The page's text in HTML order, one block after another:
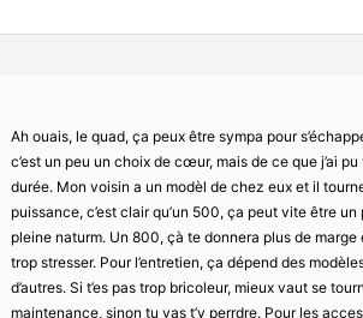
Ah ouais, le quad, ça peux être sympa pour
c’est un peu un choix de cœur, mais de ce que j’ai
durée. Mon voisin a un modèl de chez eux et il
puissance, c’est clair qu’un 500, ça peut vite être
pleine naturm. Un 800, çà te donnera plus de
trop stresser. Pour l’entretien, ça dépend des
d’autres. Si t’es pas trop bricoleur, mieux vaut se
maintenance, sinon tu vas t’y perrdre. Pour les